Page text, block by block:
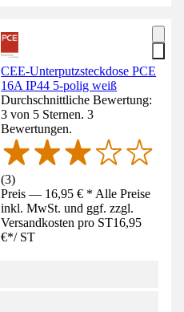
CEE-Unterputzsteckdose PCE
16A IP44 5-polig weiß
Durchschnittliche Bewertung:
3 von 5 Sternen. 3
Bewertungen.
(3)
Preis — 16,95 € * Alle Preise
inkl. MwSt. und ggf. zzgl.
Versandkosten pro ST16,95
€*/ ST